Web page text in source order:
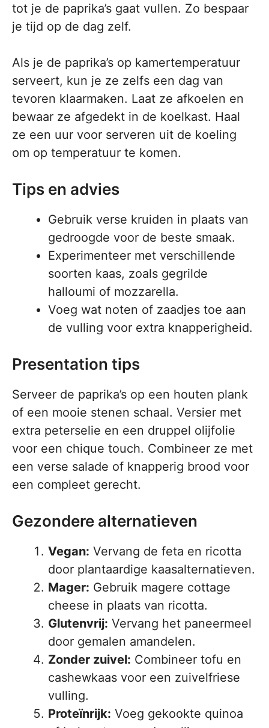
tot je de paprika’s gaat vullen. Zo bespaar
je tijd op de dag zelf.
Als je de paprika’s op kamertemperatuur
serveert, kun je ze zelfs een dag van
tevoren klaarmaken. Laat ze afkoelen en
bewaar ze afgedekt in de koelkast. Haal
ze een uur voor serveren uit de koeling
om op temperatuur te komen.
Tips en advies
Gebruik verse kruiden in plaats van
gedroogde voor de beste smaak.
Experimenteer met verschillende
soorten kaas, zoals gegrilde
halloumi of mozzarella.
Voeg wat noten of zaadjes toe aan
de vulling voor extra knapperigheid.
Presentation tips
Serveer de paprika’s op een houten plank
of een mooie stenen schaal. Versier met
extra peterselie en een druppel olijfolie
voor een chique touch. Combineer ze met
een verse salade of knapperig brood voor
een compleet gerecht.
Gezondere alternatieven
Vegan: Vervang de feta en ricotta
door plantaardige kaasalternatieven.
Mager: Gebruik magere cottage
cheese in plaats van ricotta.
Glutenvrij: Vervang het paneermeel
door gemalen amandelen.
Zonder zuivel: Combineer tofu en
cashewkaas voor een zuivelfriese
vulling.
Proteïnrijk: Voeg gekookte quinoa